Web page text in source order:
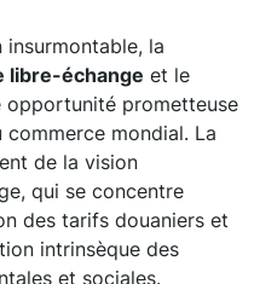
insurmontable, la
libre-échange et le
opportunité prometteuse
mondial. La
de la vision
qui se concentre
des tarifs douaniers et
intrinsèque des
et sociales.